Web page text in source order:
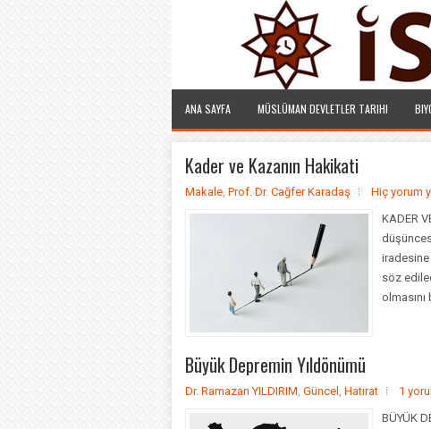
ANA SAYFA MÜSLÜMAN DEVLETLER TARIHI
Kader ve Kazanın Hakikati
Makale, Prof. Dr. Cağfer Karadaş
Hiç yorum
KADER
iradesine
söz
Büyük Depremin Yıldönümü
Dr. Ramazan YILDIRIM Güncel Hatırat
1
BÜYÜK